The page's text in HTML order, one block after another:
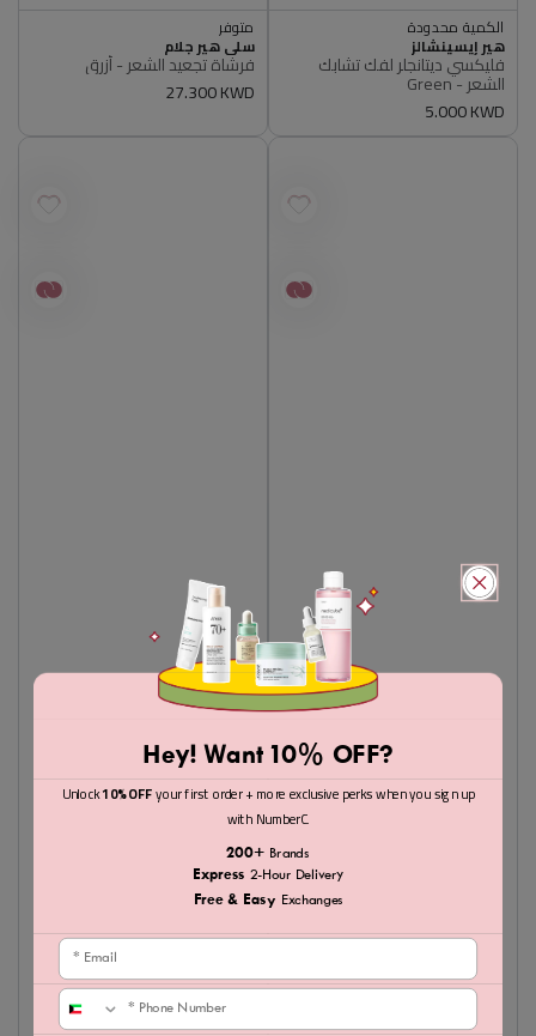
الكمية محدودة
أصلي 100%
الكمية محدودة
أصلي 100%
البائع
هير إيسينشالز
فليكسي ديتانجلر لفك تشابك
الشعر - Green
سعر
5.000 KWD
أصلي 100%
اشتري 2, ووفر 5%
متوفر
أصلي 100%
البائع
سلي هير جلام
فرشاة تجعيد الشعر - أزرق
سعر
27.300 KWD
Hey! Want 10% OFF?
Unlock10% OFFyour first order + more exclusive perks when you sign up
with NumberC.
200+ Brands
Express 2-Hour Delivery
Free & Easy Exchanges
Email
Phone